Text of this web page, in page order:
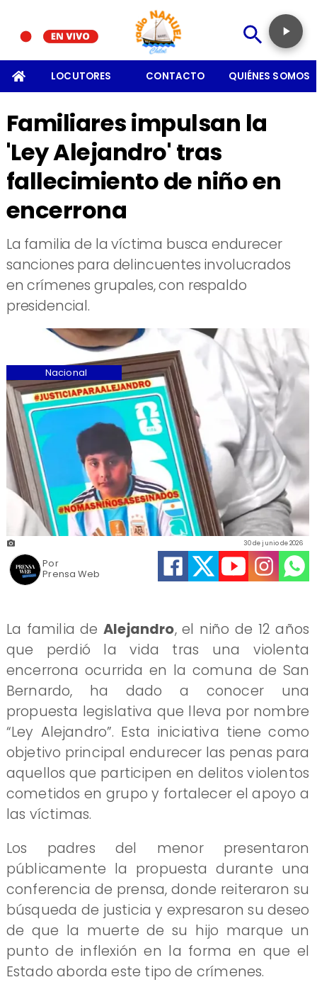
LOCUTORES CONTACTO QUIÉNES SOMOS
Familiares impulsan la
'Ley Alejandro' tras
fallecimiento de niño en
encerrona
La familia de la víctima busca endurecer
sanciones para delincuentes involucrados
en crímenes grupales, con respaldo
presidencial.
Prensa Web
30 de junio de 2026
Nacional
Por
La familia de Alejandro, el niño de 12 años
que perdió la vida tras una violenta
encerrona ocurrida en la comuna de San
Bernardo, ha dado a conocer una
propuesta legislativa que lleva por nombre
“Ley Alejandro”. Esta iniciativa tiene como
objetivo principal endurecer las penas para
aquellos que participen en delitos violentos
cometidos en grupo y fortalecer el apoyo a
las víctimas.
Los padres del menor presentaron
públicamente la propuesta durante una
conferencia de prensa, donde reiteraron su
búsqueda de justicia y expresaron su deseo
de que la muerte de su hijo marque un
punto de inflexión en la forma en que el
Estado aborda este tipo de crímenes.